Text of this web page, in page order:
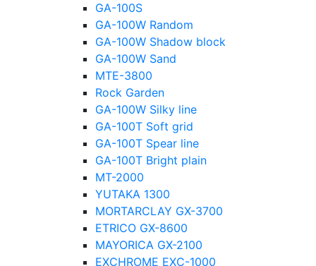
GA-100S
GA-100W Random
GA-100W Shadow block
GA-100W Sand
MTE-3800
Rock Garden
GA-100W Silky line
GA-100T Soft grid
GA-100T Spear line
GA-100T Bright plain
MT-2000
YUTAKA 1300
MORTARCLAY GX-3700
ETRICO GX-8600
MAYORICA GX-2100
EXCHROME EXC-1000